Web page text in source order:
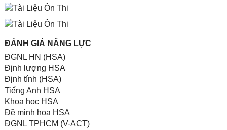
ĐÁNH GIÁ NĂNG LỰC
ĐGNL HN (HSA)
Định lượng HSA
Định tính (HSA)
Tiếng Anh HSA
Khoa học HSA
Đề minh họa HSA
ĐGNL TPHCM (V-ACT)